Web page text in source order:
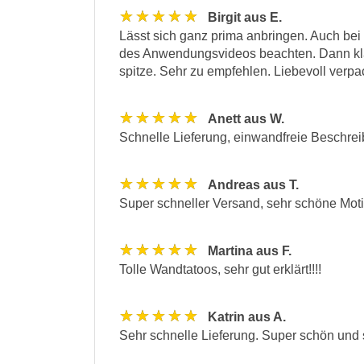
★★★★★
Birgit aus E.
Lässt sich ganz prima anbringen. Auch
des Anwendungsvideos beachten. Dann
spitze. Sehr zu empfehlen. Liebevoll
★★★★★
Anett aus W.
Schnelle Lieferung, einwandfreie
★★★★★
Andreas aus T.
Super schneller Versand, sehr schöne
★★★★★
Martina aus F.
Tolle Wandtatoos, sehr gut erklärt!!!!
★★★★★
Katrin aus A.
Sehr schnelle Lieferung. Super schön